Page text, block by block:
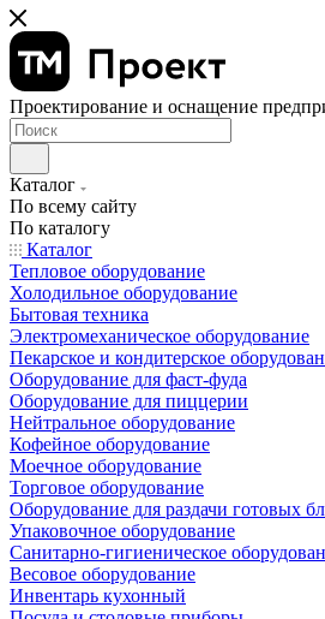
Проектирование и оснащение
Каталог
По всему сайту
По каталогу
Каталог
Тепловое оборудование
Холодильное оборудование
Бытовая техника
Электромеханическое оборудование
Пекарское и кондитерское
Оборудование для фаст-фуда
Оборудование для пиццерии
Нейтральное оборудование
Кофейное оборудование
Моечное оборудование
Торговое оборудование
Оборудование для раздачи готовых
Упаковочное оборудование
Санитарно-гигиеническое
Весовое оборудование
Инвентарь кухонный